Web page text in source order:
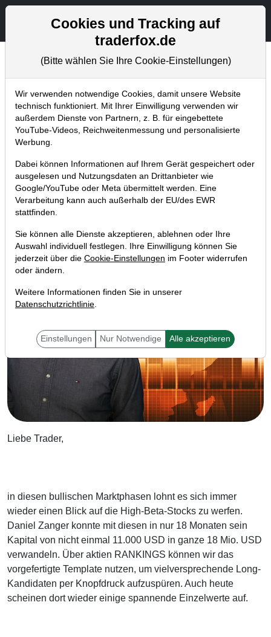
Aktien- und Artikelsuche
Trader-Blog
Home Blog Trader-Blog
aktien RANKINGS: Unter den High-
Beta-Stocks verbergen sich gerade
viele spannende Breakout-
Kandidaten!
21.01.2021 um 12:11 Uhr
Liebe Trader,
in diesen bullischen Marktphasen lohnt es sich immer
wieder einen Blick auf die High-Beta-Stocks zu werfen.
Daniel Zanger konnte mit diesen in nur 18 Monaten sein
Kapital von nicht einmal 11.000 USD in ganze 18 Mio. USD
verwandeln. Über aktien RANKINGS können wir das
vorgefertigte Template nutzen, um vielversprechende Long-
Kandidaten per Knopfdruck aufzuspüren. Auch heute
scheinen dort wieder einige spannende Einzelwerte auf.
Cookies und Tracking auf
traderfox.de
(Bitte wählen Sie Ihre Cookie-Einstellungen)
Wir verwenden notwendige Cookies, damit unsere Website
technisch funktioniert. Mit Ihrer Einwilligung verwenden wir
außerdem Dienste von Partnern, z. B. für eingebettete
YouTube-Videos, Reichweitenmessung und personalisierte
Werbung.
Dabei können Informationen auf Ihrem Gerät gespeichert oder
ausgelesen und Nutzungsdaten an Drittanbieter wie
Google/YouTube oder Meta übermittelt werden. Eine
Verarbeitung kann auch außerhalb der EU/des EWR
stattfinden.
Sie können alle Dienste akzeptieren, ablehnen oder Ihre
Auswahl individuell festlegen. Ihre Einwilligung können Sie
jederzeit über die Cookie-Einstellungen im Footer widerrufen
oder ändern.
Weitere Informationen finden Sie in unserer
Datenschutzrichtlinie.
Einstellungen Nur Notwendige Alle akzeptieren